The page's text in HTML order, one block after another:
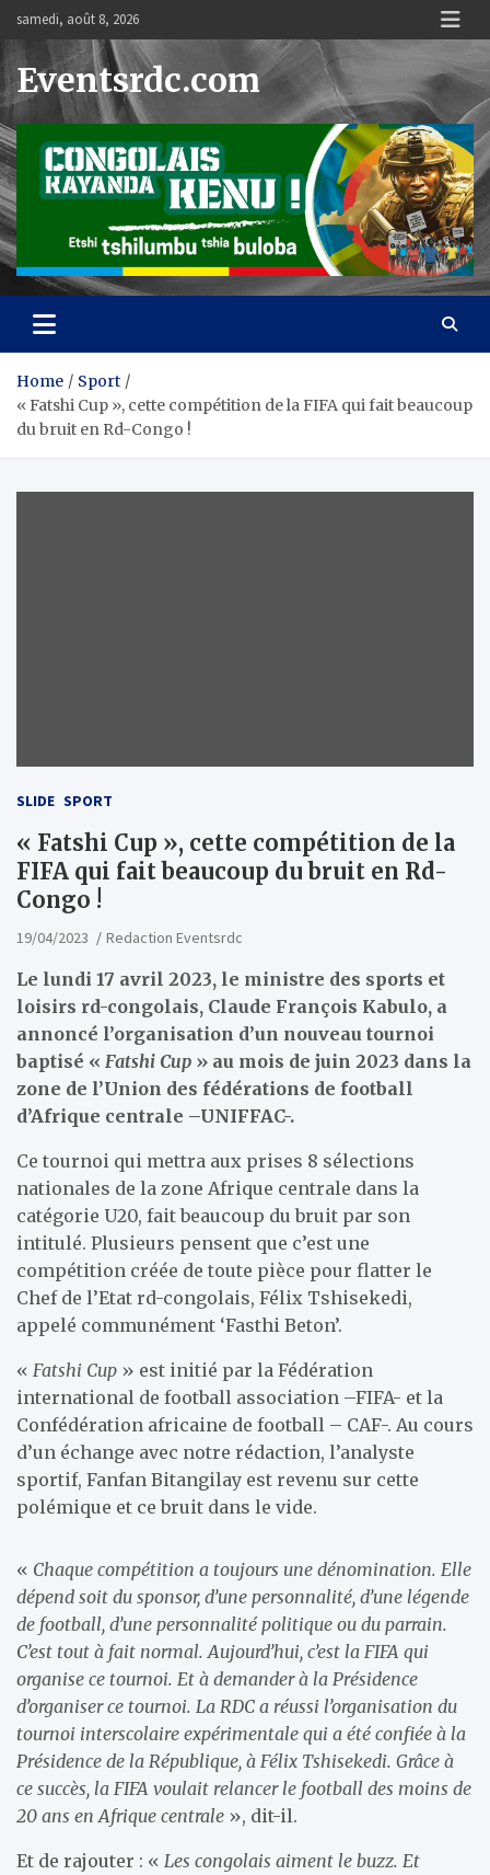
content
samedi, août 8, 2026
Eventsrdc.com
Home
Sport
« Fatshi Cup », cette compétition de la FIFA qui fait beaucoup
du bruit en Rd-Congo !
SLIDE SPORT
« Fatshi Cup », cette compétition de la
FIFA qui fait beaucoup du bruit en Rd-
Congo !
19/04/2023 Redaction Eventsrdc
Le lundi 17 avril 2023, le ministre des sports et
loisirs rd-congolais, Claude François Kabulo, a
annoncé l’organisation d’un nouveau tournoi
baptisé « Fatshi Cup » au mois de juin 2023 dans la
zone de l’Union des fédérations de football
d’Afrique centrale –UNIFFAC-.
Ce tournoi qui mettra aux prises 8 sélections
nationales de la zone Afrique centrale dans la
catégorie U20, fait beaucoup du bruit par son
intitulé. Plusieurs pensent que c’est une
compétition créée de toute pièce pour flatter le
Chef de l’Etat rd-congolais, Félix Tshisekedi,
appelé communément ‘Fasthi Beton’.
« Fatshi Cup » est initié par la Fédération
international de football association –FIFA- et la
Confédération africaine de football – CAF-. Au cours
d’un échange avec notre rédaction, l’analyste
sportif, Fanfan Bitangilay est revenu sur cette
polémique et ce bruit dans le vide.
« Chaque compétition a toujours une dénomination. Elle
dépend soit du sponsor, d’une personnalité, d’une légende
de football, d’une personnalité politique ou du parrain.
C’est tout à fait normal. Aujourd’hui, c’est la FIFA qui
organise ce tournoi. Et à demander à la Présidence
d’organiser ce tournoi. La RDC a réussi l’organisation du
tournoi interscolaire expérimentale qui a été confiée à la
Présidence de la République, à Félix Tshisekedi. Grâce à
ce succès, la FIFA voulait relancer le football des moins de
20 ans en Afrique centrale », dit-il.
Et de rajouter : « Les congolais aiment le buzz. Et